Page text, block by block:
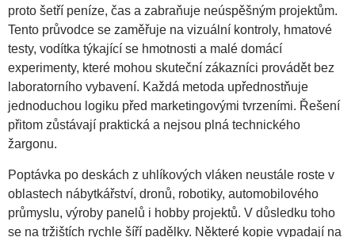
proto šetří peníze, čas a zabraňuje neúspěšným projektům.
Tento průvodce se zaměřuje na vizuální kontroly, hmatové
testy, vodítka týkající se hmotnosti a malé domácí
experimenty, které mohou skuteční zákazníci provádět bez
laboratorního vybavení. Každá metoda upřednostňuje
jednoduchou logiku před marketingovými tvrzeními. Řešení
přitom zůstávají praktická a nejsou plná technického
žargonu.
Poptávka po deskách z uhlíkových vláken neustále roste v
oblastech nábytkářství, dronů, robotiky, automobilového
průmyslu, výroby panelů i hobby projektů. V důsledku toho
se na tržištích rychle šíří padělky. Některé kopie vypadají na